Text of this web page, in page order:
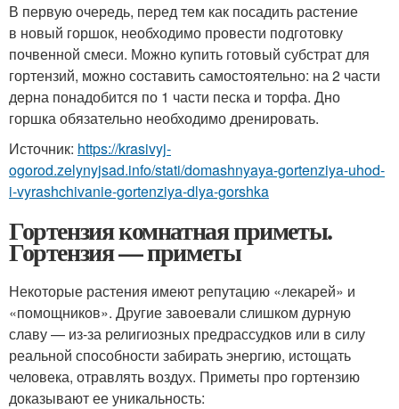
В первую очередь, перед тем как посадить растение
в новый горшок, необходимо провести подготовку
почвенной смеси. Можно купить готовый субстрат для
гортензий, можно составить самостоятельно: на 2 части
дерна понадобится по 1 части песка и торфа. Дно
горшка обязательно необходимо дренировать.
Источник: https://krasivyj-
ogorod.zelynyjsad.info/stati/domashnyaya-gortenziya-uhod-
i-vyrashchivanie-gortenziya-dlya-gorshka
Гортензия комнатная приметы.
Гортензия — приметы
Некоторые растения имеют репутацию «лекарей» и
«помощников». Другие завоевали слишком дурную
славу — из-за религиозных предрассудков или в силу
реальной способности забирать энергию, истощать
человека, отравлять воздух. Приметы про гортензию
доказывают ее уникальность: